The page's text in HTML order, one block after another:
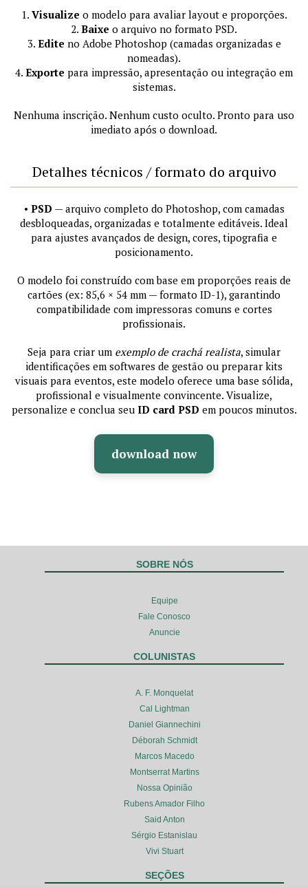
1. Visualize o modelo para avaliar layout e proporções.
2. Baixe o arquivo no formato PSD.
3. Edite no Adobe Photoshop (camadas organizadas e
nomeadas).
4. Exporte para impressão, apresentação ou integração em
sistemas.
Nenhuma inscrição. Nenhum custo oculto. Pronto para uso
imediato após o download.
Detalhes técnicos / formato do arquivo
• PSD — arquivo completo do Photoshop, com camadas
desbloqueadas, organizadas e totalmente editáveis. Ideal
para ajustes avançados de design, cores, tipografia e
posicionamento.
O modelo foi construído com base em proporções reais de
cartões (ex: 85,6 × 54 mm — formato ID-1), garantindo
compatibilidade com impressoras comuns e cortes
profissionais.
Seja para criar um exemplo de crachá realista, simular
identificações em softwares de gestão ou preparar kits
visuais para eventos, este modelo oferece uma base sólida,
profissional e visualmente convincente. Visualize,
personalize e conclua seu ID card PSD em poucos minutos.
download now
SOBRE NÓS
Equipe
Fale Conosco
Anuncie
COLUNISTAS
A. F. Monquelat
Cal Lightman
Daniel Giannechini
Déborah Schmidt
Marcos Macedo
Montserrat Martins
Nossa Opinião
Rubens Amador Filho
Said Anton
Sérgio Estanislau
Vivi Stuart
SEÇÕES